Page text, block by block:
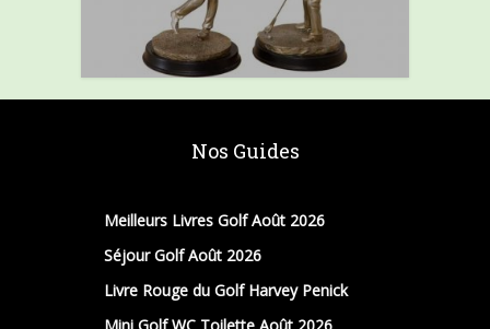
Nos Guides
Meilleurs Livres Golf Août 2026
Séjour Golf Août 2026
Livre Rouge du Golf Harvey Penick